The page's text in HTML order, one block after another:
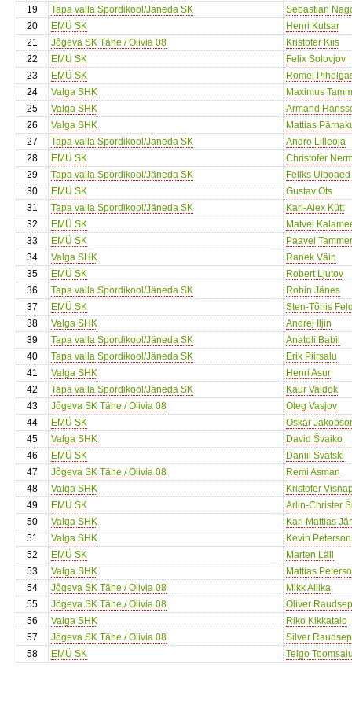
19 Tapa valla Spordikool/Jäneda SK
Sebastian
20
EMÜ SK
Henri Kutsar
21
Jõgeva SK Tähe / Olivia 08
Kristofer Kiis
22
EMÜ SK
Felix Solovjov
23
EMÜ SK
Romel
24
Valga SHK
Maximus Tamm
25
Valga SHK
Armand
26
Valga SHK
Mattias
27
Tapa valla Spordikool/Jäneda SK
Andro Lilleoja
28
EMÜ SK
Christofer
29
Tapa valla Spordikool/Jäneda SK
Feliks Uiboaed
30
EMÜ SK
Gustav Ots
31
Tapa valla Spordikool/Jäneda SK
Karl-Alex Kütt
32
EMÜ SK
Matvei
33
EMÜ SK
Paavel
34
Valga SHK
Ranek Väin
35
EMÜ SK
Robert Ljutov
36
Tapa valla Spordikool/Jäneda SK
Robin Jänes
37
EMÜ SK
Sten-Tõnis
38
Valga SHK
Andrej Iljin
39
Tapa valla Spordikool/Jäneda SK
Anatoli Babii
40
Tapa valla Spordikool/Jäneda SK
Erik Piirsalu
41
Valga SHK
Henri Asur
42
Tapa valla Spordikool/Jäneda SK
Kaur Valdok
43
Jõgeva SK Tähe / Olivia 08
Oleg Vasjov
44
EMÜ SK
Oskar
45
Valga SHK
David Švaiko
46
EMÜ SK
Daniil Svätski
47
Jõgeva SK Tähe / Olivia 08
Remi Asman
48
Valga SHK
Kristofer
49
EMÜ SK
Arlin-Christer
50
Valga SHK
Karl Mattias
51
Valga SHK
Kevin Peterson
52
EMÜ SK
Marten Läll
53
Valga SHK
Mattias
54
Jõgeva SK Tähe / Olivia 08
Mikk Allika
55
Jõgeva SK Tähe / Olivia 08
Oliver
56
Valga SHK
Riko Kikkatalo
57
Jõgeva SK Tähe / Olivia 08
Silver
58
EMÜ SK Teigo